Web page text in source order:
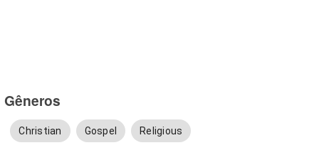
Gêneros
Christian Gospel Religious